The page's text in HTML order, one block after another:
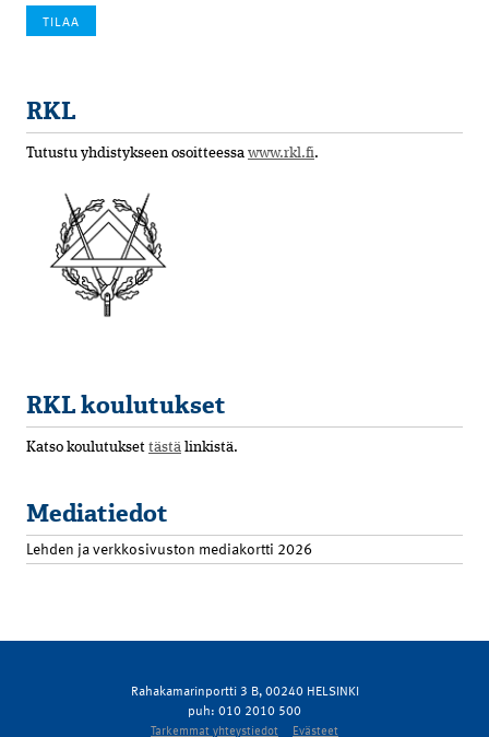
RKL
Tutustu yhdistykseen osoitteessa www.rkl.fi.
RKL koulutukset
Katso koulutukset tästä linkistä.
Mediatiedot
Lehden ja verkkosivuston mediakortti 2026
Rahakamarinportti 3 B, 00240 HELSINKI
puh: 010 2010 500
Tarkemmat yhteystiedot Evästeet